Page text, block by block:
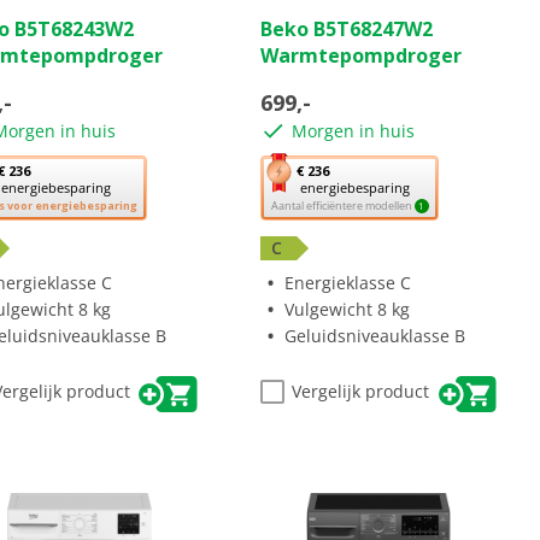
B5T68243W2
in huis
236
energiebesparing
voor energiebesparing
C
8 kg
B
product
van
de
sterren.
Beko B5T68247W2
Warmtepompdroger
699,-
Morgen in huis
€ 236
energiebesparing
Aantal efficiëntere modellen 1
Met
deze
knop
opent
Youreko’s
tool
voor
C
Energieklasse C
Vulgewicht 8 kg
Geluidsniveauklasse B
Vergelijk product